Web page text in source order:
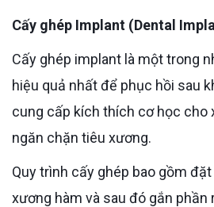
Cấy ghép Implant (Dental
Cấy ghép implant là một trong những phương pháp
hiệu quả nhất để phục hồi sau
cung cấp kích thích cơ học cho
ngăn chặn tiêu xương.
Quy trình cấy ghép bao gồm đặt một phần titan vào
xương hàm và sau đó gắn phần